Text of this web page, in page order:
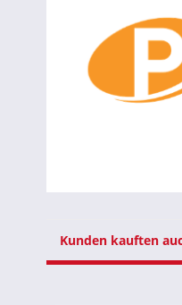
Kunden kauften